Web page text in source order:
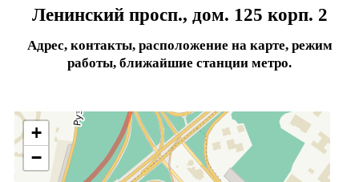
Ленинский просп., дом. 125 корп. 2
Адрес, контакты, расположение на карте, режим
работы, ближайшие станции метро.
+
−